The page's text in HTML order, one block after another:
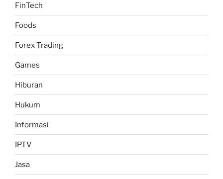
FinTech
Foods
Forex Trading
Games
Hiburan
Hukum
Informasi
IPTV
Jasa